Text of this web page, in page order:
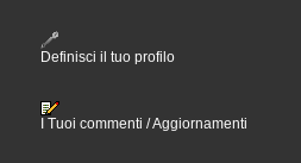
Definisci il tuo profilo
I Tuoi commenti / Aggiornamenti